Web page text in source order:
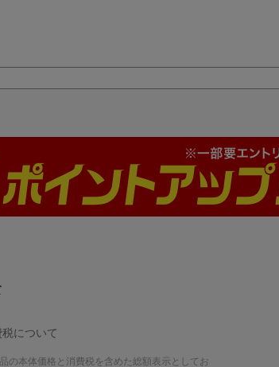
について
の本体価格と消費税を含めた総額表示としてお